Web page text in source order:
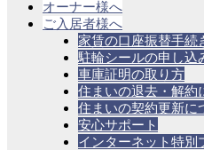
オーナー様へ
ご入居者様へ
家賃の口座振替手続
駐輪シールの申し込
車庫証明の取り方
住まいの退去・解約
住まいの契約更新に
安心サポート
インターネット特別